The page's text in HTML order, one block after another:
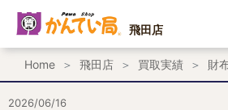
ス
ッ
プ
飛田店
Home 飛田店 買取実績 財
2026/06/16